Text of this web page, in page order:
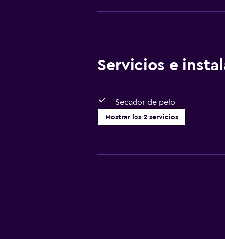
Servicios e
Secador de pelo
Mostrar los 2 servicios
Secador de pelo